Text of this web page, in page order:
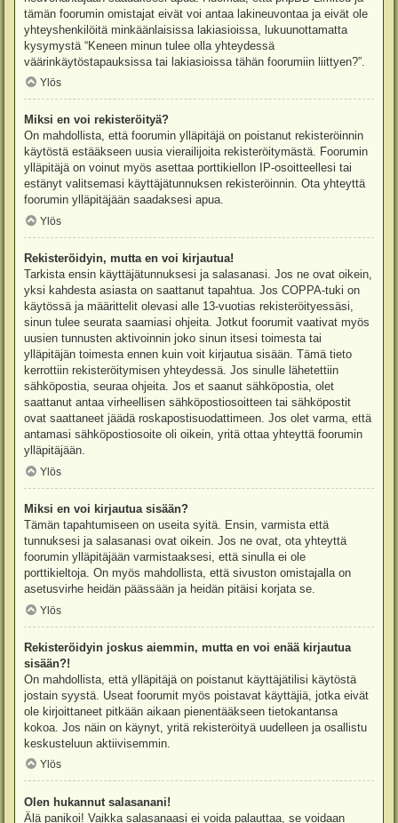
tämän foorumin omistajat eivät voi antaa lakineuvontaa ja eivät ole
yhteyshenkilöitä minkäänlaisissa lakiasioissa, lukuunottamatta
kysymystä “Keneen minun tulee olla yhteydessä
väärinkäytöstapauksissa tai lakiasioissa tähän foorumiin liittyen?”.
Ylös
Miksi en voi rekisteröityä?
On mahdollista, että foorumin ylläpitäjä on poistanut rekisteröinnin
käytöstä estääkseen uusia vierailijoita rekisteröitymästä. Foorumin
ylläpitäjä on voinut myös asettaa porttikiellon IP-osoitteellesi tai
estänyt valitsemasi käyttäjätunnuksen rekisteröinnin. Ota yhteyttä
foorumin ylläpitäjään saadaksesi apua.
Ylös
Rekisteröidyin, mutta en voi kirjautua!
Tarkista ensin käyttäjätunnuksesi ja salasanasi. Jos ne ovat oikein,
yksi kahdesta asiasta on saattanut tapahtua. Jos COPPA-tuki on
käytössä ja määrittelit olevasi alle 13-vuotias rekisteröityessäsi,
sinun tulee seurata saamiasi ohjeita. Jotkut foorumit vaativat myös
uusien tunnusten aktivoinnin joko sinun itsesi toimesta tai
ylläpitäjän toimesta ennen kuin voit kirjautua sisään. Tämä tieto
kerrottiin rekisteröitymisen yhteydessä. Jos sinulle lähetettiin
sähköpostia, seuraa ohjeita. Jos et saanut sähköpostia, olet
saattanut antaa virheellisen sähköpostiosoitteen tai sähköpostit
ovat saattaneet jäädä roskapostisuodattimeen. Jos olet varma, että
antamasi sähköpostiosoite oli oikein, yritä ottaa yhteyttä foorumin
ylläpitäjään.
Ylös
Miksi en voi kirjautua sisään?
Tämän tapahtumiseen on useita syitä. Ensin, varmista että
tunnuksesi ja salasanasi ovat oikein. Jos ne ovat, ota yhteyttä
foorumin ylläpitäjään varmistaaksesi, että sinulla ei ole
porttikieltoja. On myös mahdollista, että sivuston omistajalla on
asetusvirhe heidän päässään ja heidän pitäisi korjata se.
Ylös
Rekisteröidyin joskus aiemmin, mutta en voi enää kirjautua
sisään?!
On mahdollista, että ylläpitäjä on poistanut käyttäjätilisi käytöstä
jostain syystä. Useat foorumit myös poistavat käyttäjiä, jotka eivät
ole kirjoittaneet pitkään aikaan pienentääkseen tietokantansa
kokoa. Jos näin on käynyt, yritä rekisteröityä uudelleen ja osallistu
keskusteluun aktiivisemmin.
Ylös
Olen hukannut salasanani!
Älä panikoi! Vaikka salasanaasi ei voida palauttaa, se voidaan